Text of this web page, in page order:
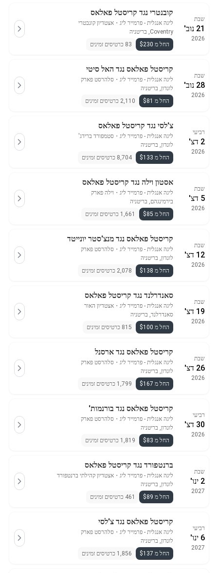
שבת
21 נוב'
2026
קובנטרי נגד קריסטל פאלאס
ליגה אנגלית - פרמייר ליג ・ אצטדיון קונבטרי
Coventry, בריטניה
החל מ $230
83 כרטיסים זמינים
שבת
28 נוב'
2026
קריסטל פאלאס נגד האל סיטי
ליגה אנגלית - פרמייר ליג ・ סלהרסט פארק
לונדון, בריטניה
החל מ $81
2,110 כרטיסים זמינים
רביעי
2 דצ'
2026
צ'לסי נגד קריסטל פאלאס
ליגה אנגלית - פרמייר ליג ・ סטמפורד ברידג'
לונדון, בריטניה
החל מ $133
8,704 כרטיסים זמינים
שבת
5 דצ'
2026
אסטון וילה נגד קריסטל פאלאס
ליגה אנגלית - פרמייר ליג ・ וילה פארק
בירמינגהם, בריטניה
החל מ $85
1,661 כרטיסים זמינים
שבת
12 דצ'
2026
קריסטל פאלאס נגד מנצ'סטר יונייטד
ליגה אנגלית - פרמייר ליג ・ סלהרסט פארק
לונדון, בריטניה
החל מ $138
2,078 כרטיסים זמינים
שבת
19 דצ'
2026
סאנדרלנד נגד קריסטל פאלאס
ליגה אנגלית - פרמייר ליג ・ אצטדיון האור
סאנדרלנד, בריטניה
החל מ $100
815 כרטיסים זמינים
שבת
26 דצ'
2026
קריסטל פאלאס נגד ארסנל
ליגה אנגלית - פרמייר ליג ・ סלהרסט פארק
לונדון, בריטניה
החל מ $167
1,799 כרטיסים זמינים
רביעי
30 דצ'
2026
קריסטל פאלאס נגד בורנמות'
ליגה אנגלית - פרמייר ליג ・ סלהרסט פארק
לונדון, בריטניה
החל מ $83
1,819 כרטיסים זמינים
שבת
2 ינו'
2027
ברנטפורד נגד קריסטל פאלאס
ליגה אנגלית - פרמייר ליג ・ אצטדיון קהילתי ברנטפורד
לונדון, בריטניה
החל מ $89
461 כרטיסים זמינים
רביעי
6 ינו'
2027
קריסטל פאלאס נגד צ'לסי
ליגה אנגלית - פרמייר ליג ・ סלהרסט פארק
לונדון, בריטניה
החל מ $137
1,856 כרטיסים זמינים